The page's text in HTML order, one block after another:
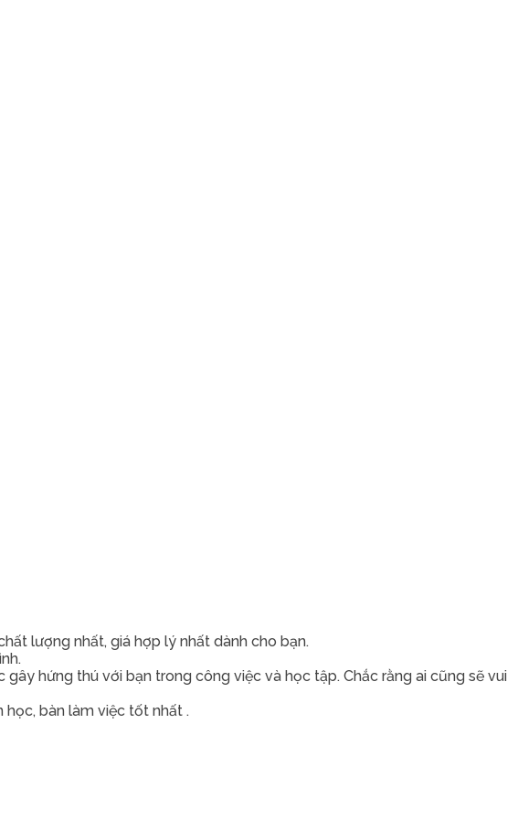
lượng nhất, giá hợp lý nhất dành cho bạn.
hứng thú với bạn trong công việc và học tập. Chắc rằng ai cũng sẽ vui
bàn làm việc tốt nhất .